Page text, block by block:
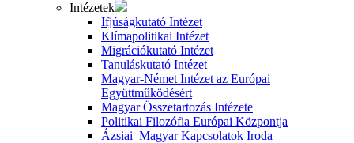
Intézetek
Ifjúságkutató Intézet
Klímapolitikai Intézet
Migrációkutató Intézet
Tanuláskutató Intézet
Magyar-Német Intézet az Európai
Együttműködésért
Magyar Összetartozás Intézete
Politikai Filozófia Európai Központja
Ázsiai–Magyar Kapcsolatok Iroda